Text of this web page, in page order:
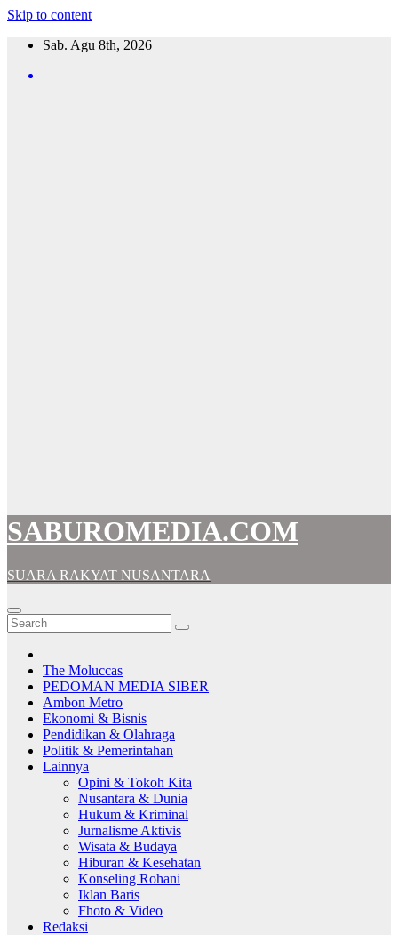
Skip to content
Sab. Agu 8th, 2026
SABUROMEDIA.COM
SUARA RAKYAT NUSANTARA
The Moluccas
PEDOMAN MEDIA SIBER
Ambon Metro
Ekonomi & Bisnis
Pendidikan & Olahraga
Politik & Pemerintahan
Lainnya
Opini & Tokoh Kita
Nusantara & Dunia
Hukum & Kriminal
Jurnalisme Aktivis
Wisata & Budaya
Hiburan & Kesehatan
Konseling Rohani
Iklan Baris
Fhoto & Video
Redaksi